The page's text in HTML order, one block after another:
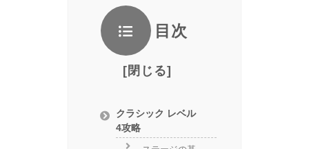
目次
クラシック レベル
4攻略